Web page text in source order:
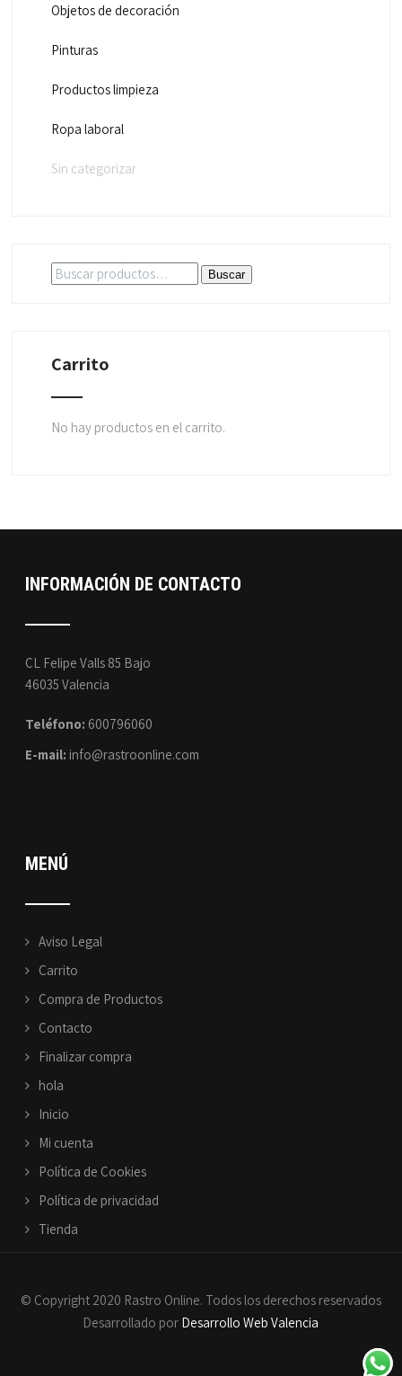
Objetos de decoración
Pinturas
Productos limpieza
Ropa laboral
Sin categorizar
Buscar
por:
Buscar
Carrito
No hay productos en el carrito.
INFORMACIÓN DE CONTACTO
CL Felipe Valls 85 Bajo
46035 Valencia
Teléfono: 600796060
E-mail: info@rastroonline.com
MENÚ
Aviso Legal
Carrito
Compra de Productos
Contacto
Finalizar compra
hola
Inicio
Mi cuenta
Política de Cookies
Política de privacidad
Tienda
© Copyright 2020 Rastro Online. Todos los derechos reservados
Desarrollado por Desarrollo Web Valencia